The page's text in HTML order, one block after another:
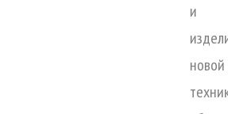
и
новой